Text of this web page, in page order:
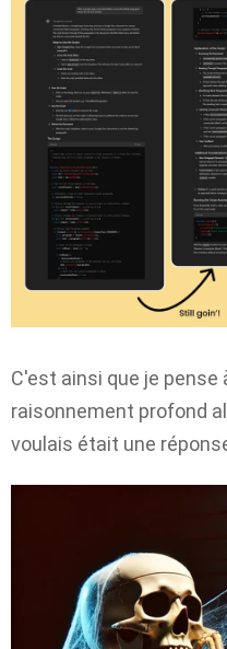
C'est ainsi que je
raisonnement profond
voulais était une